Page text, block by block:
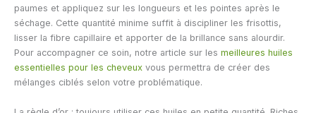
paumes et appliquez sur les longueurs et les pointes après le
séchage. Cette quantité minime suffit à discipliner les frisottis,
lisser la fibre capillaire et apporter de la brillance sans alourdir.
Pour accompagner ce soin, notre article sur les meilleures huiles
essentielles pour les cheveux vous permettra de créer des
mélanges ciblés selon votre problématique.